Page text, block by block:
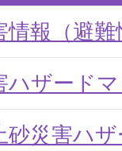
情報（避
ハザード
砂災害ハ